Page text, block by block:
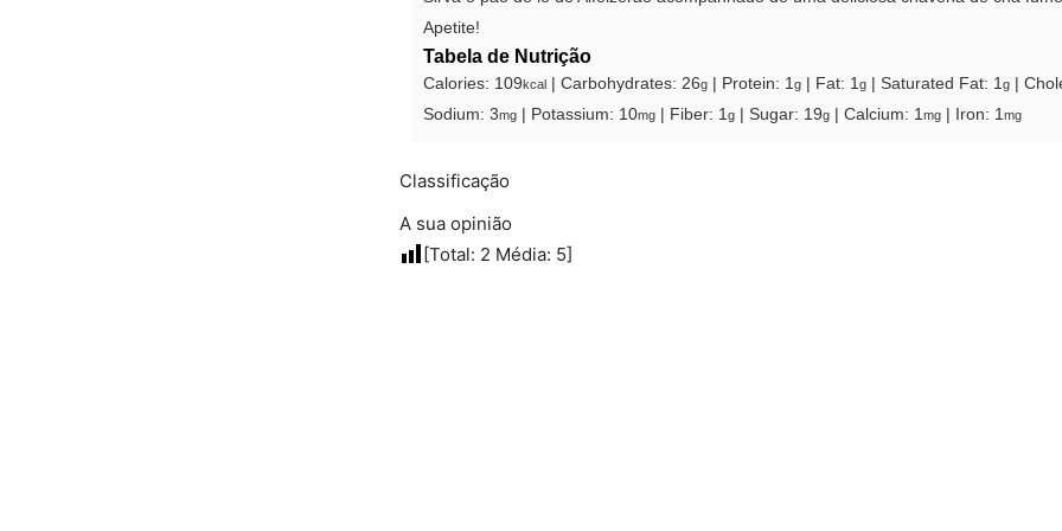
Apetite!
Tabela de Nutrição
Calories: 109kcal Carbohydrates: 26g Protein: 1g Fat: 1g Saturated Fat: 1g
Sodium: 3mg Potassium: 10mg Fiber: 1g Sugar: 19g Calcium: 1mg Iron: 1mg
Classificação
A sua opinião
[Total: 2 Média: 5]